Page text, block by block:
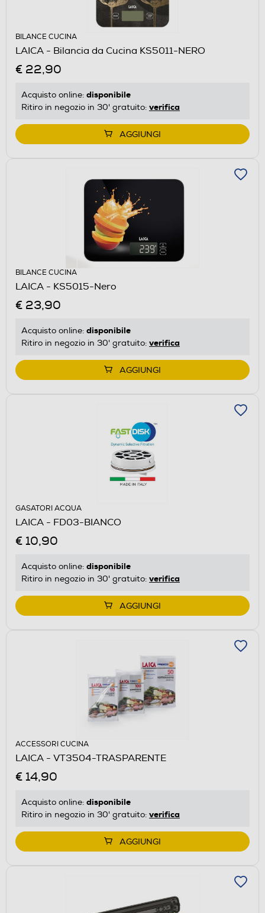
BILANCE CUCINA
LAICA - Bilancia da Cucina KS5011-NERO
€ 22,90
Acquisto online: disponibile
Ritiro in negozio in 30' gratuito: verifica
AGGIUNGI
BILANCE CUCINA
LAICA - KS5015-Nero
€ 23,90
Acquisto online: disponibile
Ritiro in negozio in 30' gratuito: verifica
AGGIUNGI
GASATORI ACQUA
LAICA - FD03-BIANCO
€ 10,90
Acquisto online: disponibile
Ritiro in negozio in 30' gratuito: verifica
AGGIUNGI
ACCESSORI CUCINA
LAICA - VT3504-TRASPARENTE
€ 14,90
Acquisto online: disponibile
Ritiro in negozio in 30' gratuito: verifica
AGGIUNGI